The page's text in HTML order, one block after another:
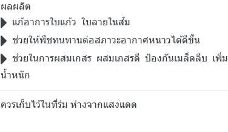
ผลผลิต
แก้อาการใบแก้ว ใบลายในส้ม
ช่วยให้พืชทนทานต่อสภาวะอากาศหนาวได้ดีขึ้น
ช่วยในการผสมเกสร ผสมเกสรดี ป้องกันเมล็ดลีบ เพิ่ม
น้ำหนัก
ควรเก็บไว้ในที่ร่ม ห่างจากแสงแดด